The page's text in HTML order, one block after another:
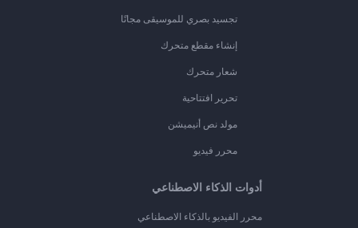
تجسيد بصري للموسيقى مجانًا
إنشاء مقطع متحرك
شعار متحرك
تحرير افتتاحية
مولد نص أنيميشن
محرر فيديو
أدوات الذكاء الاصطناعي
محرر الفيديو بالذكاء الاصطناعي